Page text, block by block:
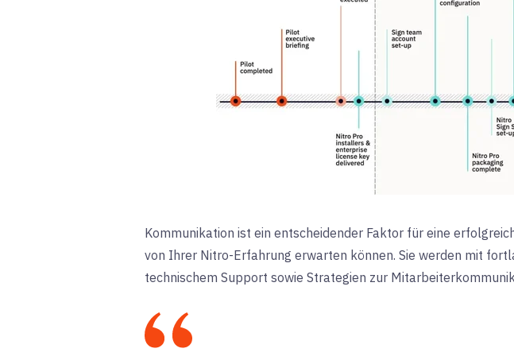
Kommunikation ist ein entscheidender Faktor für eine
von Ihrer Nitro-Erfahrung erwarten können. Sie werden mit
technischem Support sowie Strategien zur